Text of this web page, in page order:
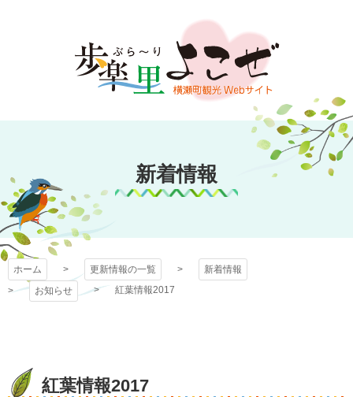
文
キ
プ
歩楽～里（ぶら～
り）よこぜ
新着情報
ホーム 更新情報の一覧
新着情報
お知らせ
紅葉情報2017
紅葉情報2017